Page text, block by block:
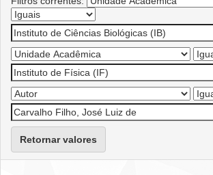
Retornar valores